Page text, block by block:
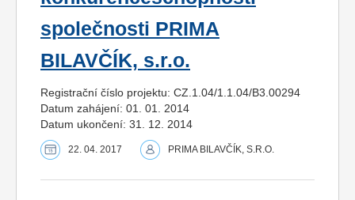
společnosti PRIMA
BILAVČÍK, s.r.o.
Registrační číslo projektu: CZ.1.04/1.1.04/B3.00294
Datum zahájení: 01. 01. 2014
Datum ukončení: 31. 12. 2014
22. 04. 2017 PRIMA BILAVČÍK, S.R.O.